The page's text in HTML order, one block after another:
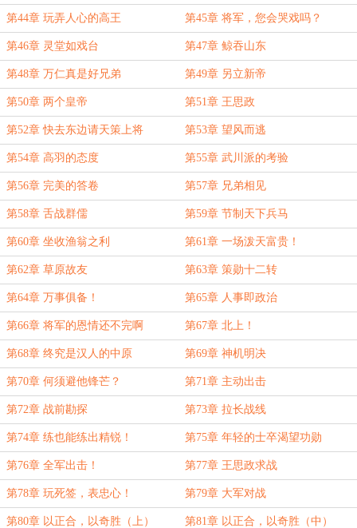
第44章 玩弄人心的高王 第45章 将军，您会哭戏吗？
第46章 灵堂如戏台 第47章 鲸吞山东
第48章 万仁真是好兄弟 第49章 另立新帝
第50章 两个皇帝 第51章 王思政
第52章 快去东边请天策上将 第53章 望风而逃
第54章 高羽的态度 第55章 武川派的考验
第56章 完美的答卷 第57章 兄弟相见
第58章 舌战群儒 第59章 节制天下兵马
第60章 坐收渔翁之利 第61章 一场泼天富贵！
第62章 草原故友 第63章 策勋十二转
第64章 万事俱备！ 第65章 人事即政治
第66章 将军的恩情还不完啊 第67章 北上！
第68章 终究是汉人的中原 第69章 神机明决
第70章 何须避他锋芒？ 第71章 主动出击
第72章 战前勘探 第73章 拉长战线
第74章 练也能练出精锐！ 第75章 年轻的士卒渴望功勋
第76章 全军出击！ 第77章 王思政求战
第78章 玩死签，表忠心！ 第79章 大军对战
第80章 以正合，以奇胜（上） 第81章 以正合，以奇胜（中）